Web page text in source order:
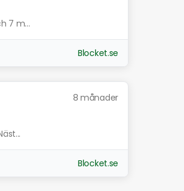
7 m...
Blocket.se
8 månader
Blocket.se